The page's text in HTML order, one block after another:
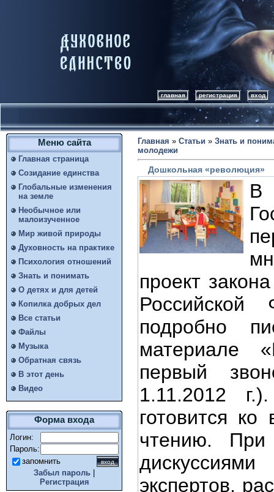
главная регистрация вход
Меню сайта
Главная страница
Созидание единства
Глобальные изменения
на земле
Необычное или
малоизученное
Мир живой природы
Духовность на практике
Психология отношений
Знать и понимать
О детях и для детей
Копилка добрых дел
Все статьи
Файлы
Музыка
Обратная связь
В этот день
Видео
Форма входа
Логин:
Пароль:
запомнить
Забыл пароль
Регистрация
Главная » Статьи » Знать и
молодежи
Дошкольная «революция»
В
проект
Российской
подробно
материале
первый
1.11.2012
готовится ко
чтению.
экспертов,